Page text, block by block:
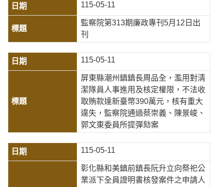
115-05-11
監察院第313期廉政專刊5月12日出
刊
115-05-11
屏東縣潮州鎮鎮長周品全，濫用對清
潔隊員人事進用及核定權限，不法收
取賄款達新臺幣390萬元，核有重大
違失，監察院通過蔡崇義、陳景峻、
郭文東委員所提彈劾案
115-05-11
彰化縣和美鎮前鎮長阮升立向祭祀公
業派下全員證明書核發案件之申請人